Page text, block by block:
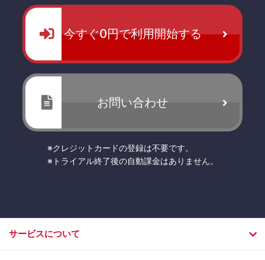
今すぐ0円で利用開始する
お問い合わせ
※クレジットカードの登録は不要です。
※トライアル終了後の自動課金はありません。
サービスについて